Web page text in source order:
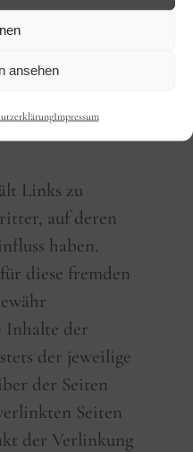
ansehen
Impressum
von
umgehend
Links zu
auf deren
haben.
diese fremden
Inhalte der
der jeweilige
der Seiten
Seiten
der Verlinkung